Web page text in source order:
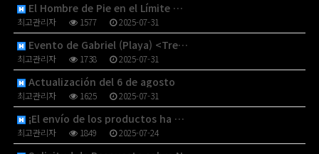
El Hombre de Pie en el Límite …
최고관리자 1577 2025-07-31
Evento de Gabriel (Playa) <Tre…
최고관리자 1738 2025-07-31
Actualización del 6 de agosto
최고관리자 1625 2025-07-31
¡El envío de los productos ha …
최고관리자 1849 2025-07-24